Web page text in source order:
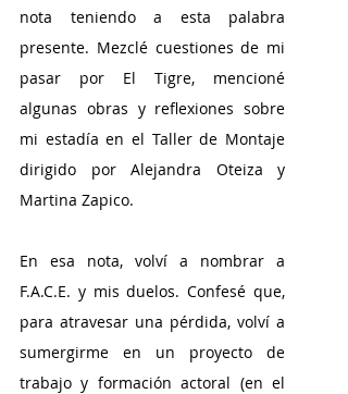
nota teniendo a esta palabra
presente. Mezclé cuestiones de mi
pasar por El Tigre, mencioné
algunas obras y reflexiones sobre
mi estadía en el Taller de Montaje
dirigido por Alejandra Oteiza y
Martina Zapico.
En esa nota, volví a nombrar a
F.A.C.E. y mis duelos. Confesé que,
para atravesar una pérdida, volví a
sumergirme en un proyecto de
trabajo y formación actoral (en el